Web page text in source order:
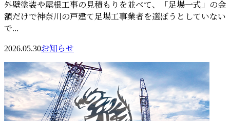
外壁塗装や屋根工事の見積もりを並べて、「足場一式」の金
額だけで神奈川の戸建て足場工事業者を選ぼうとしていない
で...
2026.05.30お知らせ